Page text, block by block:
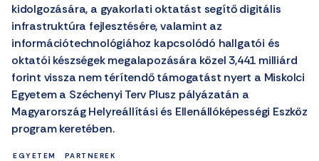
kidolgozására, a gyakorlati oktatást segítő digitális
infrastruktúra fejlesztésére, valamint az
információtechnológiához kapcsolódó hallgatói és
oktatói készségek megalapozására közel 3,441 milliárd
forint vissza nem térítendő támogatást nyert a Miskolci
Egyetem a Széchenyi Terv Plusz pályázatán a
Magyarország Helyreállítási és Ellenállóképességi Eszköz
program keretében.
EGYETEM PARTNEREK